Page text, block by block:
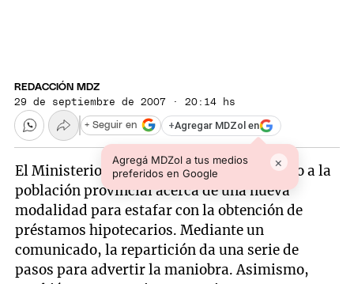
REDACCIÓN MDZ
29 de septiembre de 2007 · 20:14 hs
+Agregar MDZol en
Agregá MDZol a tus medios
preferidos en Google
×
+ Seguir en
El Ministerio de Seguridad está advirtiendo a la
población provincial acerca de una nueva
modalidad para estafar con la obtención de
préstamos hipotecarios. Mediante un
comunicado, la repartición da una serie de
pasos para advertir la maniobra. Asimismo,